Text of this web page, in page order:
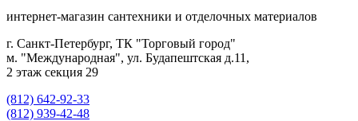
интернет-магазин сантехники и отделочных материалов
г. Санкт-Петербург, ТК "Торговый город"
м. "Международная", ул. Будапештская д.11,
2 этаж секция 29
(812) 642-92-33
(812) 939-42-48